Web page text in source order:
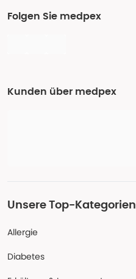
Folgen Sie medpex
Kunden über medpex
Unsere Top-Kategorien
Allergie
Diabetes